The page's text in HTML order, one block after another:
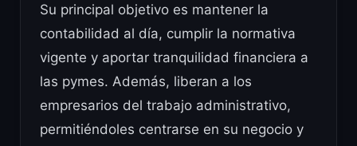
Su principal objetivo es mantener la
contabilidad al día, cumplir la normativa
vigente y aportar tranquilidad financiera a
las pymes. Además, liberan a los
empresarios del trabajo administrativo,
permitiéndoles centrarse en su negocio y